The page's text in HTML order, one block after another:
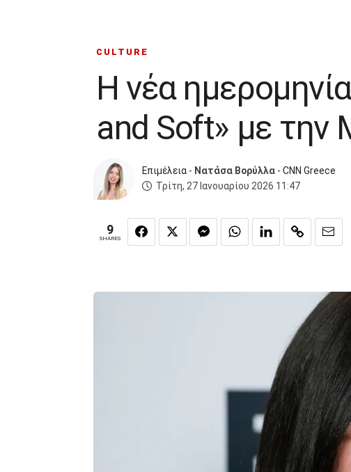
CULTURE
Η νέα
and Soft» με την
Επιμέλεια - Νατάσα Βορύλλα - CNN Greece
Τρίτη, 27 Ιανουαρίου 2026 11:47
9
SHARES